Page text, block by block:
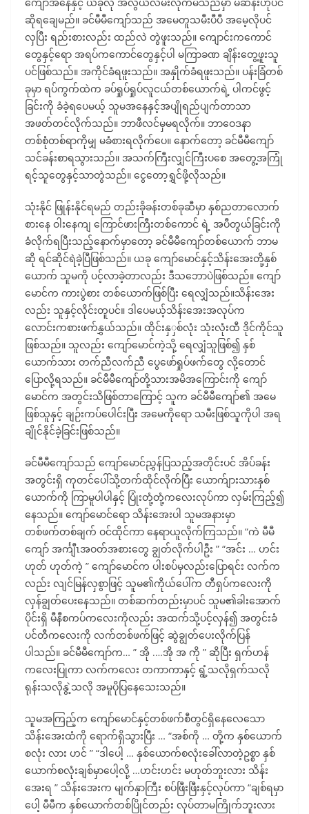
ဆိုရချေမည်။ ခင်မီမီကျော်သည် အမေတူသမီးပီပီ အမေ့လိုပင်
လှပြီး ရည်းစားလည်း ထည်လဲ တွဲဖူးသည်။ ကျောင်းကကောင်
တွေနှင့်ရော အရပ်ကကောင်တွေနှင့်ပါ မကြာခဏ ချိန်းတွေ့ဖူးသူ
ပင်ဖြစ်သည်။ အကိုင်ခံရဖူးသည်။ အနှိုက်ခံရဖူးသည်။ ပန်းခြံတစ်
ခုမှာ ရပ်ကွက်ထဲက ခပ်ရှုပ်ရှုပ်လူငယ်တစ်ယောက်ရဲ့ ပါကင်ဖွင့်
ခြင်းကို ခံခဲ့ရပေမယ့် သူမအနေနှင့်အပျိုရည်ပျက်တာသာ
အဖတ်တင်လိုက်သည်။ ဘာဖီလင်မှမရလိုက်။ ဘာဝေဒနာ
တစ်စုံတစ်ရာကိုမျှ မခံစားရလိုက်ပေ။ နောက်တော့ ခင်မီမီကျော်
သင်ခန်းစာရသွားသည်။ အသက်ကြီးလျှင်ကြီးပစေ အတွေ့အကြုံ
ရင့်သူတွေနှင့်သာတွဲသည်။ ငွေတော့ရွှင်ဖို့လိုသည်။
သုံးနိုင် ဖြုန်းနိုင်ရမည် တည်းခိုခန်းတစ်ခုဆီမှာ နှစ်ညတာလောက်
စားနေ ဝါးနေကျ ကြောင်ဖားကြီးတစ်ကောင် ရဲ့ အပီတွယ်ခြင်းကို
ခံလိုက်ရပြီးသည့်နောက်မှာတော့ ခင်မီမီကျော်တစ်ယောက် ဘာမ
ဆို ရင်ဆိုင်ရဲခဲ့ပြီဖြစ်သည်။ ယခု ကျော်မောင်နှင့်သိန်းအေးတို့နှစ်
ယောက် သူမကို ပင့်လာခဲ့တာလည်း ဒီသဘောပဲဖြစ်သည်။ ကျော်
မောင်က ကားပွဲစား တစ်ယောက်ဖြစ်ပြီး ရေလျှံသည်။သိန်းအေး
လည်း သူနှင့်လိုင်းတူပင်။ ဒါပေမယ့်သိန်းအေးအလုပ်က
လောင်းကစားဖက်နွှယ်သည်။ ထိုင်းနှှစ်လုံး သုံးလုံးထီ ဒိုင်ကိုင်သူ
ဖြစ်သည်။ သူလည်း ကျော်မောင်ကဲ့သို့ ရေလျှံသူဖြစ်၍ နှစ်
ယောက်သား တက်ညီလက်ညီ ပွေဖော်ရှုပ်ဖက်တွေ လို့တောင်
ပြောလို့ရသည်။ ခင်မီမီကျော်တို့သားအမိအကြောင်းကို ကျော်
မောင်က အတွင်းသိဖြစ်တာကြောင့် သူက ခင်မီမီကျော်၏ အမေ
ဖြစ်သူနှင့် ချဉ်းကပ်ပေါင်းပြီး အမေကိုရော သမီးဖြစ်သူကိုပါ အရ
ချိုင်နိုင်ခဲ့ခြင်းဖြစ်သည်။
ခင်မီမီကျော်သည် ကျော်မောင်ညွှန်ပြသည့်အတိုင်းပင် အိပ်ခန်း
အတွင်းရှိ ကုတင်ပေါ်သို့တက်ထိုင်လိုက်ပြီး ယောက်ျားသားနှစ်
ယောက်ကို ကြာမူပါပါနှင့် ပြုံးတုံ့တုံ့ကလေးလုပ်ကာ လှမ်းကြည့်၍
နေသည်။ ကျော်မောင်ရော သိန်းအေးပါ သူမအနားမှာ
တစ်ဖက်တစ်ချက် ဝင်ထိုင်ကာ နေရာယူလိုက်ကြသည်။ “ကဲ မီမီ
ကျော် အင်္ကျီၤအဝတ်အစားတွေ ချွတ်လိုက်ပါဦး ” “အင်း … ဟင်း
ဟုတ် ဟုတ်ကဲ့ ” ကျော်မောင်က ပါးစပ်မှလည်းပြောရင်း လက်က
လည်း လျင်မြန်လှစွာဖြင့် သူမ၏ကိုယ်ပေါ်က တီရှပ်ကလေးကို
လှန်ချွတ်ပေးနေသည်။ တစ်ဆက်တည်းမှာပင် သူမ၏ခါးအောက်
ပိုင်းရှိ မီနီစကပ်ကလေးကိုလည်း အထက်သို့ပင့်လှန်၍ အတွင်းခံ
ပင်တီကလေးကို လက်တစ်ဖက်ဖြင့် ဆွဲချွတ်ပေးလိုက်ပြန်
ပါသည်။ ခင်မီမီကျော်က… ” အို .…အို အ ကို ” ဆိုပြီး ရှက်ဟန်
ကလေးပြုကာ လက်ကလေး တကာကာနှင့် ရွံ့သလိုရှက်သလို
ရုန်းသလိုနွဲ့သလို အမူပိုပြနေသေးသည်။
သူမအကြည့်က ကျော်မောင်နှင့်တစ်ဖက်စီတွင်ရှိနေလေသော
သိန်းအေးထံကို ရောက်ရှိသွားပြီး … “အစ်ကို … တို့က နှစ်ယောက်
စလုံး လား ဟင် ” “ဒါပေါ့ … နှစ်ယောက်စလုံးခေါ်လာတဲ့ဥစ္စာ နှစ်
ယောက်စလုံးချစ်မှာပေါ့လို့ …ဟင်းဟင်း မဟုတ်ဘူးလား သိန်း
အေးရ ” သိန်းအေးက မျက်နှာကြီး စပ်ဖြီးဖြီးနှင့်လုပ်ကာ “ချစ်ရမှာ
ပေါ့ မီမီက နှစ်ယောက်တစ်ပြိုင်တည်း လုပ်တာမကြိုက်ဘူးလား